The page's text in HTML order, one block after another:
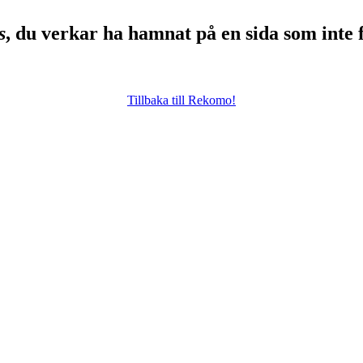
, du verkar ha hamnat på en sida som inte
Tillbaka till Rekomo!